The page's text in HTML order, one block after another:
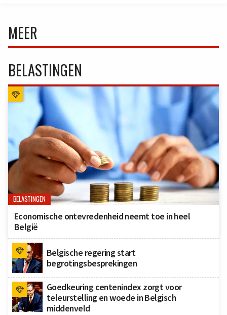
MEER
BELASTINGEN
BELASTINGEN
Economische ontevredenheid neemt toe in heel
België
Belgische regering start
begrotingsbesprekingen
Goedkeuring centenindex zorgt voor
teleurstelling en woede in Belgisch
middenveld